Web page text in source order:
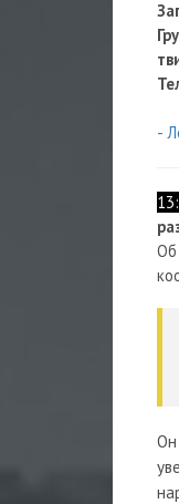
-
Об